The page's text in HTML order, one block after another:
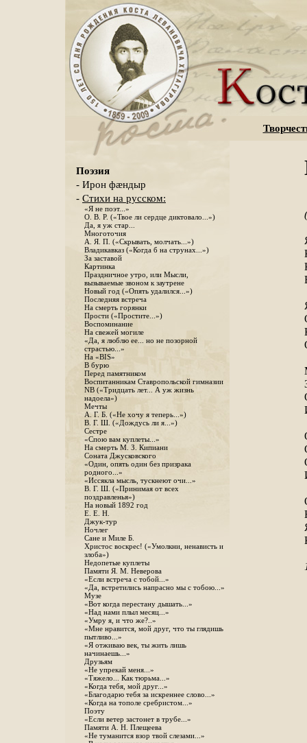
Поэзия
- Ирон фæндыр
- Стихи на русском:
«Я не поэт...»
О. В. Р. («Твое ли сердце диктовало...»)
Да, я уж стар...
Многоточия
А. Я. П. («Скрывать, молчать...»)
Владикавказ («Когда б на струнах...»)
За заставой
Картинка
Праздничное утро, или Мысли,
вызываемые звоном к заутрене
Новый год («Опять удалился...»)
Последняя встреча
На смерть горянки
Прости («Простите...»)
Воспоминание
На свежей могиле
«Да, я люблю ее... но не позорной
страстью...»
На «BIS»
В бурю
Перед памятником
Воспитанникам Ставропольской гимназии
NB («Тридцать лет... А уж жизнь
надоела»)
Мечты
А. Г. Б. («Не хочу я теперь...»)
В. Г. Ш. («Дождусь ли я...»)
Сестре
«Спою вам куплеты...»
На смерть М. З. Кипиани
Соната Джусковского
«Один, опять один без призрака
родного...»
«Иссякла мысль, тускнеют очи...»
В. Г. Ш. («Принимая от всех
поздравленья»)
На новый 1892 год
Е. Е. Н.
Джук-тур
Ночлег
Сане и Миле Б.
Христос воскрес! («Умолкни, ненависть и
злоба»)
Недопетые куплеты
Памяти Я. М. Неверова
«Если встреча с тобой...»
«Да, встретились напрасно мы с тобою...»
Музе
«Вот когда перестану дышать...»
«Над нами плыл месяц...»
«Умру я, и что же?..»
«Мне нравится, мой друг, что ты глядишь
пытливо...»
«Я отживаю век, ты жить лишь
начинаешь...»
Друзьям
«Не упрекай меня...»
«Тяжело... Как тюрьма...»
«Когда тебя, мой друг...»
«Благодарю тебя за искреннее слово...»
«Когда на тополе сребристом...»
Поэту
«Если ветер застонет в трубе...»
Памяти А. Н. Плещеева
«Не туманится взор твой слезами...»